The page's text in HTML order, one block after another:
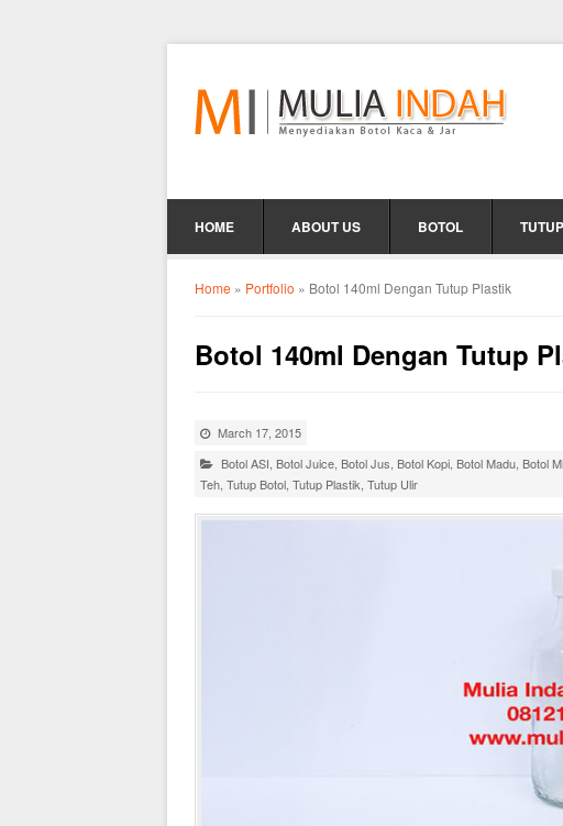
HOME ABOUT US BOTOL TUTUP
Home » Portfolio » Botol 140ml Dengan Tutup Plastik
Botol 140ml Dengan Tutup
March 17, 2015
Botol ASI Botol Juice Botol Jus Botol Kopi Botol Madu Botol
Teh Tutup Botol Tutup Plastik Tutup Ulir